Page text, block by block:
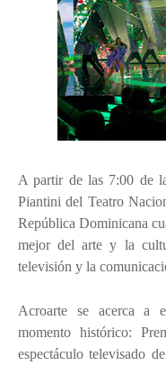
A partir de las 7:00 de
Piantini del Teatro
República Dominicana
mejor del arte y la
televisión y la
Acroarte se acerca a
momento histórico:
espectáculo televisado